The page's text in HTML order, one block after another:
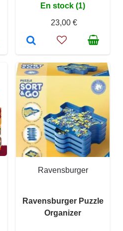
En stock (1)
23,00 €
Ravensburger
Ravensburger Puzzle
Organizer